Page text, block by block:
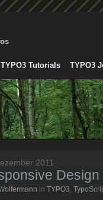
TYPO3 Tutorials TYPO3
2011
in TYPO3,